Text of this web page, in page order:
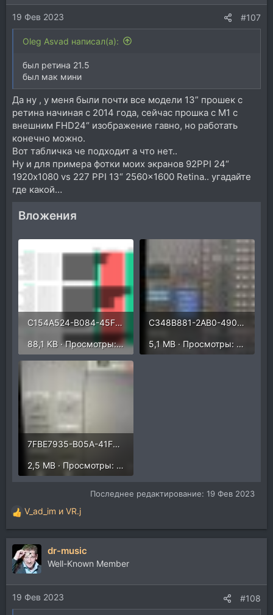
19 Фев 2023 #107
Oleg Asvad написал(а):
был ретина 21.5
был мак мини
Да ну , у меня были почти все модели 13” прошек с
ретина начиная с 2014 года, сейчас прошка с М1 с
внешним FHD24“ изображение гавно, но работать
конечно можно.
Вот табличка че подходит а что нет..
Ну и для примера фотки моих экранов 92PPI 24“
1920х1080 vs 227 PPI 13“ 2560×1600 Retina.. угадайте
где какой…
Вложения
C154A524-B084-45F4-9F5E-61E1617D52C3.png
88,1 KB · Просмотры: 288
C348B881-2AB0-490A-BF9E-23D8A0D89A1D.jpeg
5,1 MB · Просмотры: 304
7FBE7935-B05A-41FC-9F5E-725F99D1622F.jpeg
2,5 MB · Просмотры: 292
Последнее редактирование: 19 Фев 2023
Р
е
а
к
ц
и
и
:
V_ad_im и VR.j
dr-music
Well-Known Member
19 Фев 2023 #108